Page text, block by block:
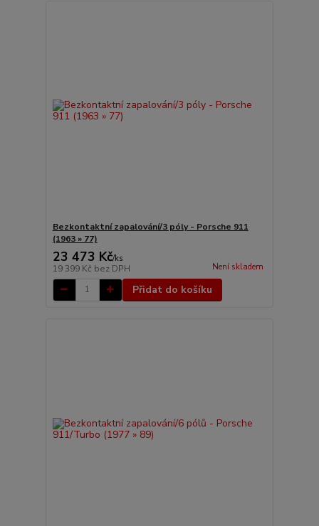
Bezkontaktní zapalování/3 póly - Porsche 911
(1963 » 77)
23 473 Kč/ks
19 399 Kč bez DPH Není skladem
Přidat do košíku